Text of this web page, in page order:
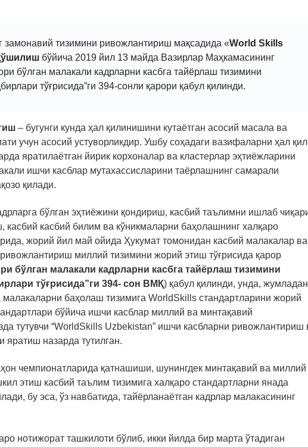
замонавий тизимини ривожлантириш мақсадида «World Skills
бўйича 2019 йил 13 майда Вазирлар Маҳкамасининг
бўлган малакали кадрларни касбга тайёрлаш тизимини
тўғрисида”ги 394-сонли қарори қабул қилинди.
– бугунги кунда ҳал қилинишини кутаётган асосий масала ва
учун асосий устуворликдир. Ушбу соҳадаги вазифаларни ҳал
яратилаётган йирик корхоналар ва кластерлар эҳтиёжларини
ишчи касблар мутахассисларини таёрлашнинг самарали
қилади.
бўлган эҳтиёжини қондириш, касбий таълимни ишлаб
касбий касбий билим ва кўникмаларни баҳолашнинг халқаро
жорий йил май ойида Ҳукумат томонидан касбий малакалар ва
миллий тизимини жорий этиш тўғрисида қарор
бўлган малакали кадрларни касбга тайёрлаш тизимини
тўғрисида”ги 394- сон ВМҚ) қабул қилинди, унда,
малакаларни баҳолаш тизимига WorldSkills стандартларини жорий
бўйича ишчи касблар миллий ва минтақавий
тутувчи “WorldSkills Uzbekistan” ишчи касбларни ривожлантириш
назарда тутилган.
чемпионатларида қатнашиши, шунингдек минтақавий ва миллий
этиш касбий таълим тизимига халқаро стандартларни янада
бу эса, ўз навбатида, тайёрланаётган кадрлар малакасининг
нотижорат ташкилоти бўлиб, икки йилда бир марта ўтадиган